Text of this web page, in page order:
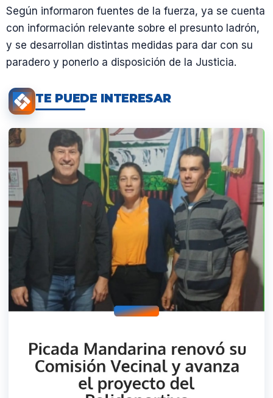
Según informaron fuentes de la fuerza, ya se cuenta
con información relevante sobre el presunto ladrón,
y se desarrollan distintas medidas para dar con su
paradero y ponerlo a disposición de la Justicia.
TE PUEDE INTERESAR